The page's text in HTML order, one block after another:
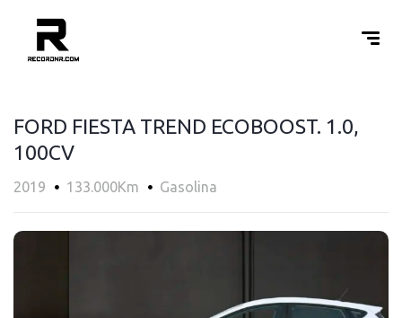
FORD FIESTA TREND ECOBOOST. 1.0,
100CV
2019 133.000Km Gasolina